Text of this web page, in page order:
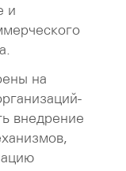
и
на
внедрение